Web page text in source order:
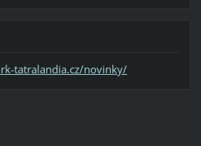
tatralandia.cz/novinky/